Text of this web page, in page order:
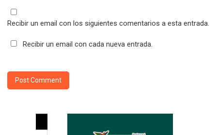
Recibir un email con los siguientes comentarios a esta entrada.
Recibir un email con cada nueva entrada.